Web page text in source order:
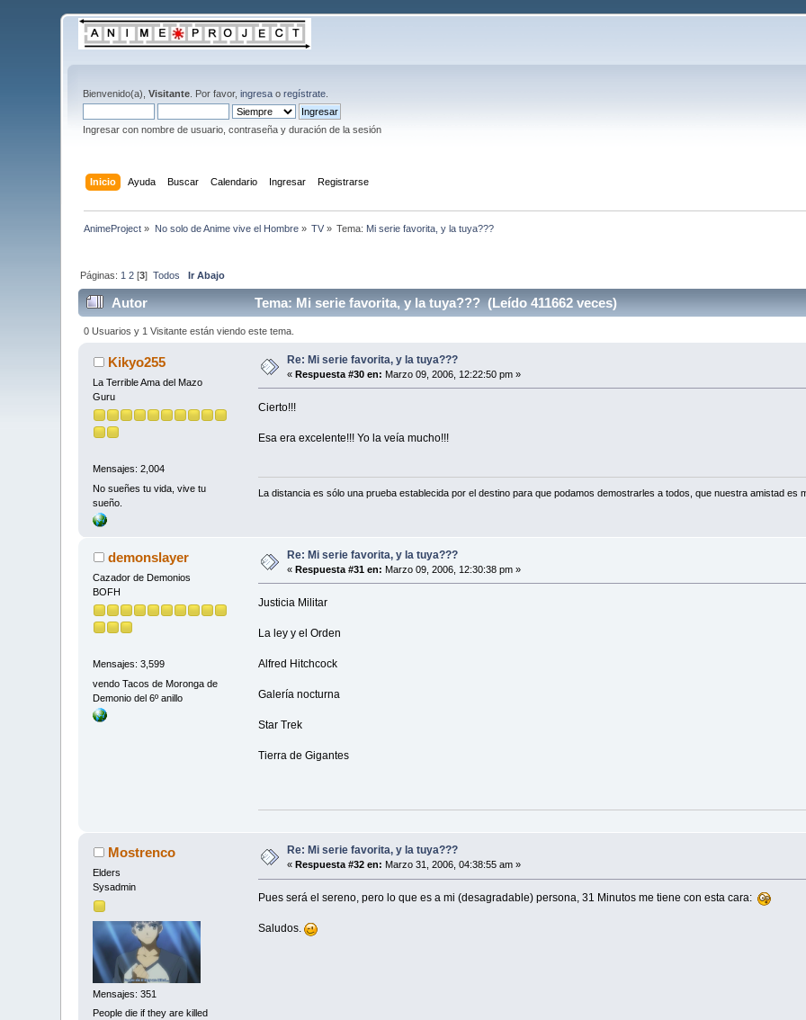
Bienvenido(a),Visitante . Por favor,ingresa oregístrate
Ingresar con nombre de usuario, contraseña y duración de la sesión
Inicio Ayuda Buscar Calendario Ingresar Registrarse
AnimeProject » No solo de Anime vive el Hombre» TV » Tema: Mi serie favorita, y la tuya???
Páginas: 1 2 [3]Todos Ir Abajo
Autor Tema: Mi serie favorita, y la tuya??? (Leído 411662 veces)
0 Usuarios y 1 Visitante están viendo este tema.
Kikyo255
La Terrible Ama del Mazo
Guru
Mensajes: 2,004
No sueñes tu vida, vive tu
sueño.
Re: Mi serie favorita, y la tuya???
«Respuesta #30 en: Marzo 09, 2006, 12:22:50 pm »
Cierto!!!
Esa era excelente!!! Yo la veía mucho!!!
La distancia es sólo una prueba establecida por el destino para que podamos demostrarles a todos, que nuestra amistad es
demonslayer
Cazador de Demonios
BOFH
Mensajes: 3,599
vendo Tacos de Moronga de
Demonio del 6º anillo
Re: Mi serie favorita, y la tuya???
«Respuesta #31 en: Marzo 09, 2006, 12:30:38 pm »
Justicia Militar
La ley y el Orden
Alfred Hitchcock
Galería nocturna
Star Trek
Tierra de Gigantes
Mostrenco
Elders
Sysadmin
Mensajes: 351
People die if they are killed
Re: Mi serie favorita, y la tuya???
« Respuesta #32 en: Marzo 31, 2006, 04:38:55 am »
Pues será el sereno, pero lo que es a mi (desagradable) persona, 31 Minutos me tiene con esta cara:
Saludos.